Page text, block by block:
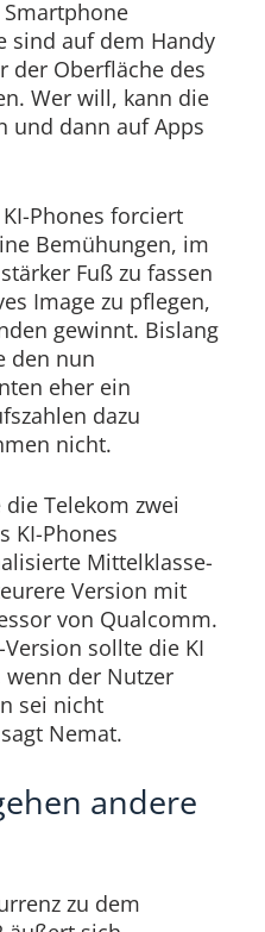
sind auf dem Handy
der Oberfläche des
Wer will, kann die
und dann auf Apps
Phones forciert
Bemühungen, im
Fuß zu fassen
Image zu pflegen,
gewinnt. Bislang
den nun
eher ein
dazu
nicht.
Telekom zwei
KI-Phones
Mittelklasse-
Version mit
von Qualcomm.
sollte die KI
der Nutzer
sei nicht
Nemat.
andere
zu dem